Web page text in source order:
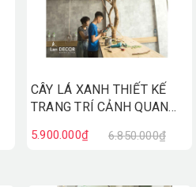
CÂY LÁ XANH THIẾT KẾ
TRANG TRÍ CẢNH QUAN
5.900.000₫ 6.850.000₫